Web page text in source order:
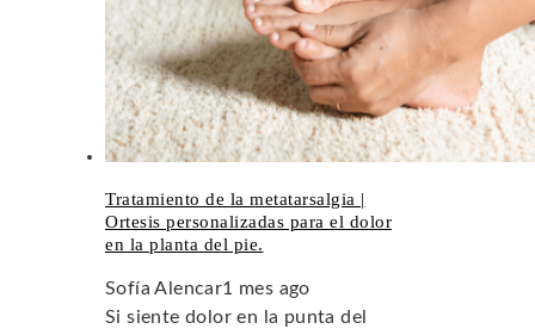
Tratamiento de la metatarsalgia |
Ortesis personalizadas para el dolor
en la planta del pie.
Sofía Alencar1 mes ago
Si siente dolor en la punta del